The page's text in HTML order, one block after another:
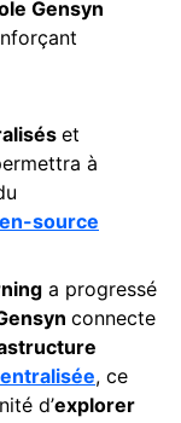
Gensyn
et
à
source
a progressé
connecte
, ce
d’explorer